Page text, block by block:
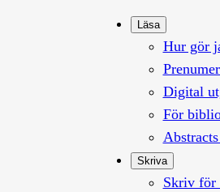
Läsa
Hur gör
Digital
För
Skriva
Skriv för